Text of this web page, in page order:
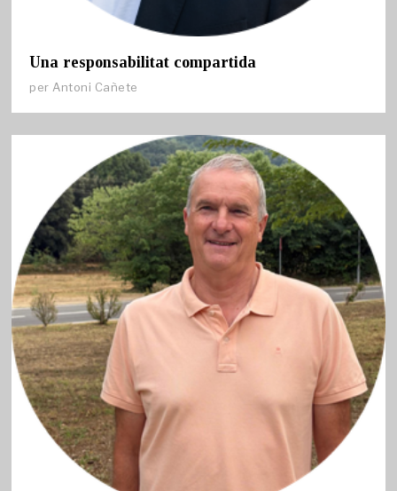
Una responsabilitat compartida
per Antoni Cañete